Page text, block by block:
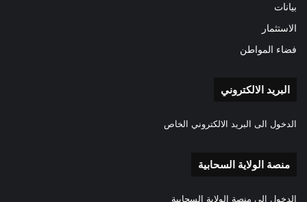
بيانات
الاستثمار
فضاء المواطن
البريد الالكتروني
الدخول الى البريد الالكتروني الخاص
منصة الولاية السحابية
الدخول الى منصة الولاية السحابية